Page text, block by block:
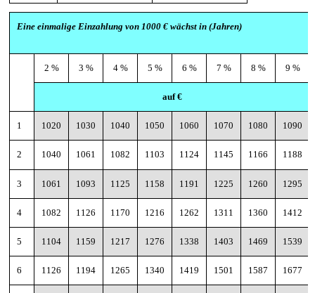
Eine einmalige Einzahlung von 1000 € wächst in (Jahren)
2 % 3 % 4 % 5 % 6 % 7 % 8 % 9 %
auf €
1 1020 1030 1040 1050 1060 1070 1080 1090
2 1040 1061 1082 1103 1124 1145 1166 1188
3 1061 1093 1125 1158 1191 1225 1260 1295
4 1082 1126 1170 1216 1262 1311 1360 1412
5 1104 1159 1217 1276 1338 1403 1469 1539
6 1126 1194 1265 1340 1419 1501 1587 1677